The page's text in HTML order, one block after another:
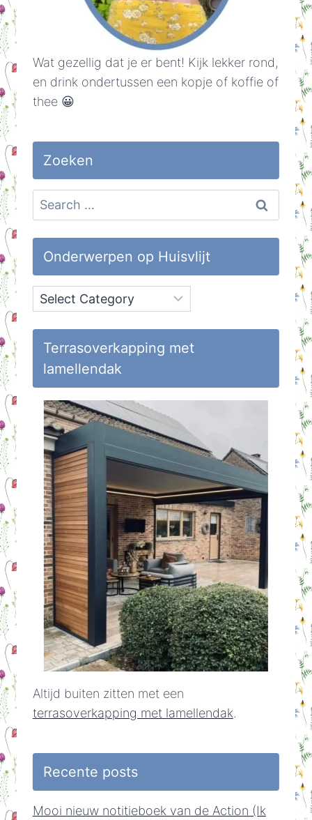
Wat gezellig dat je er bent! Kijk lekker rond,
en drink ondertussen een kopje of koffie of
thee 😀
Zoeken
Search
for:
Onderwerpen op Huisvlijt
Onderwerpen
op
Huisvlijt
Terrasoverkapping met
lamellendak
Altijd buiten zitten met een
terrasoverkapping met lamellendak.
Recente posts
Mooi nieuw notitieboek van de Action (Ik